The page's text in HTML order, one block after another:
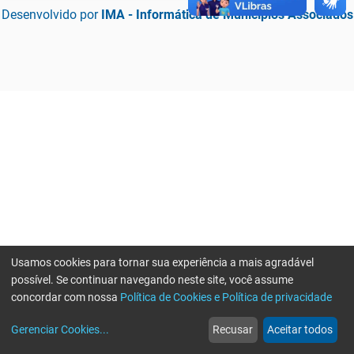
Desenvolvido por IMA - Informática de Municípios Associados
web
Notícias
more_horiz
Mais
Usamos cookies para tornar sua experiência a mais agradável
possível. Se continuar navegando neste site, você assume
concordar com nossa Política de Cookies e Política de privacidade
Gerenciar Cookies... Recusar Aceitar todos
Erro ao enviar informações, por favor tente novamente